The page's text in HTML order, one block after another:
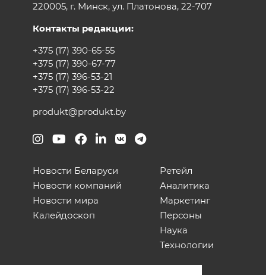
220005, г. Минск, ул. Платонова, 22-707
Контакты редакции:
+375 (17) 390-65-55
+375 (17) 390-67-77
+375 (17) 396-53-21
+375 (17) 396-53-22
produkt@produkt.by
Новости Беларуси
Новости компаний
Новости мира
Калейдоскоп
Ретейл
Аналитика
Маркетинг
Персоны
Наука
Технологии